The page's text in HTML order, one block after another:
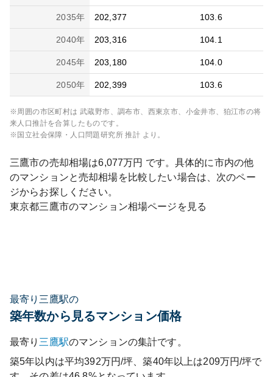
2035年 202,377 103.6
2040年 203,316 104.1
2045年 203,180 104.0
2050年 202,399 103.6
※周囲の市区町村は 武蔵野市、調布市、西東京市、小金井市、狛江市の将
来人口推計を合算したものです。
※国立社会保障・人口問題研究所 推計 より。
三鷹市の売却相場は6,077万円 です。具体的に市内の他
のマンションと売却相場を比較したい場合は、次のペー
ジからお探しください。
東京都三鷹市のマンション相場ページを見る
最寄り三鷹駅の
築年数から見るマンション価格
最寄り 三鷹駅のマンションの集計です。
築5年以内は平均392万円/坪、築40年以上は209万円/坪で